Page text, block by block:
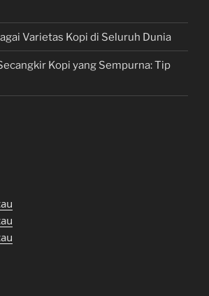
Varietas Kopi di Seluruh Dunia
Kopi yang Sempurna: Tip